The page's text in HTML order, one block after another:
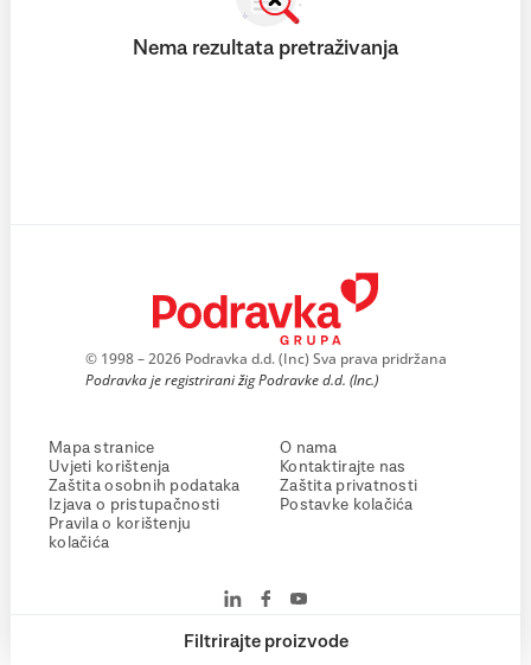
Filtrirajte proizvode
Nema rezultata pretraživanja
© 1998 – 2026 Podravka d.d. (Inc) Sva prava pridržana
Podravka je registrirani žig Podravke d.d. (Inc.)
Mapa stranice
Uvjeti korištenja
Zaštita osobnih podataka
Izjava o pristupačnosti
Pravila o korištenju
kolačića
O nama
Kontaktirajte nas
Zaštita privatnosti
Postavke kolačića